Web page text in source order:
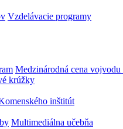
Vzdelávacie programy
Medzinárodná cena
krúžky
inštitút
Multimediálna učebňa